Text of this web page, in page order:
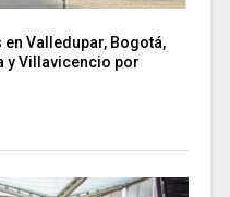
Valledupar, Bogotá,
y Villavicencio por